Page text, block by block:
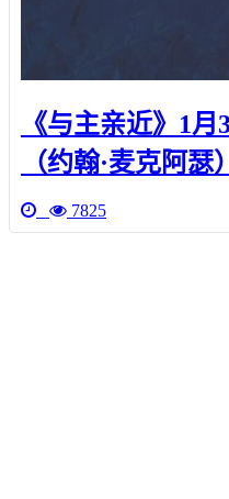
《与主亲近》1
（约翰·麦克阿瑟）
7825